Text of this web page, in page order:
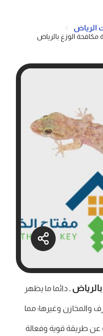
الرياض
الوزغ بالرياض
ـ دائما ما يظهر
والمخازن وغيرها؛ مما
عن طريقة قوية وفعالة